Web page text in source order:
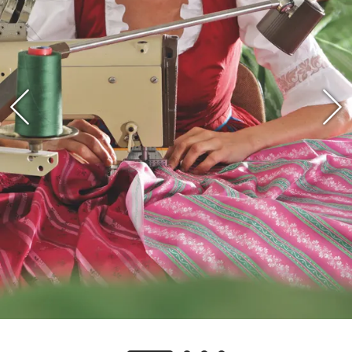
Ehrenleitner zunächst eine klassische Krämerei
mit Waren des täglichen Bedarfs. Die
Großmutter der heutigen Inhaber hängte
irgendwann einige selbst genähte Dirndl in den
Laden, berichtet Marco Ehrenleitner, der heutige
Geschäftsführer. "Die erfolgreiche Geschäftsidee
ist eigentlich dem Zufall geschuldet", sagt der 44-
Jährige. 1938 zog der Betrieb nach Übersee am
Chiemsee um. Die bessere Verkehrsanbindung
und der Bahnhof machten den Ort zu einem
wichtigen Standort für Handel und Versorgung in
der Region.